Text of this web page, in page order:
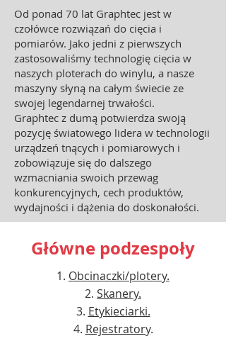
Od ponad 70 lat Graphtec jest w
czołówce rozwiązań do cięcia i
pomiarów. Jako jedni z pierwszych
zastosowaliśmy technologię cięcia w
naszych ploterach do winylu, a nasze
maszyny słyną na całym świecie ze
swojej legendarnej trwałości.
Graphtec z dumą potwierdza swoją
pozycję światowego lidera w technologii
urządzeń tnących i pomiarowych i
zobowiązuje się do dalszego
wzmacniania swoich przewag
konkurencyjnych, cech produktów,
wydajności i dążenia do doskonałości.
Główne podzespoły
Obcinaczki/plotery.
Skanery.
Etykieciarki.
Rejestratory.